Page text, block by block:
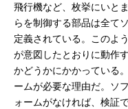
飛行機など、枚挙にいと
らを制御する部品は全て
定義されている。このよ
が意図したとおりに動作
かどうかにかかっている
ームが必要な理由だ。ソ
ォームがなければ、検証